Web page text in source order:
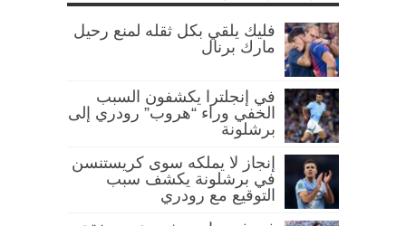
فليك يلقي بكل ثقله لمنع رحيل
مارك برنال
في إنجلترا يكشفون السبب
الخفي وراء “هروب” رودري إلى
برشلونة
إنجاز لا يملكه سوى كريستنسن
في برشلونة يكشف سبب
التوقيع مع رودري